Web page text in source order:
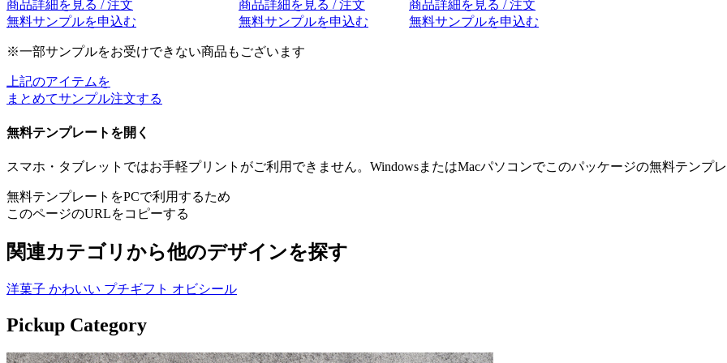
商品詳細を見る / 注文
無料サンプルを申込む
商品詳細を見る / 注文
無料サンプルを申込む
商品詳細を見る / 注文
無料サンプルを申込む
※一部サンプルをお受けできない商品もございます
上記のアイテムを
まとめてサンプル注文する
無料テンプレートを開く
スマホ・タブレットではお手軽プリントがご利用できません。WindowsまたはMacパソコンでこのパッケージの無料テンプ
無料テンプレートをPCで利用するため
このページのURLをコピーする
関連カテゴリから他のデザインを探す
洋菓子 かわいい プチギフト オビシール
Pickup Category